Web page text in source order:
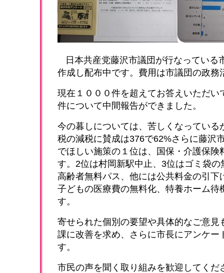
日本共産党藤沢市議団が行なっている
作成し配布中です。費用は市議団の政務
現在１０００件を超えてお答えいただい
件について中間報告ができました。
今の暮しについては、苦しくなっている
税の減税に賛成は376で62%さらに藤沢
でほしい施策の１位は、国保・介護保険
す。2位は村岡新駅中止、3位はゴミ袋の
高齢者無料パス、他には公共料金の引下
子どもの医療費の無料化、特養ホーム待
す。
寄せられた個別の要望や具体的なご意見
課に改善を求め、さらに市長にアンケー
す。
市民の声を聞く取り組みを歓迎してくだ